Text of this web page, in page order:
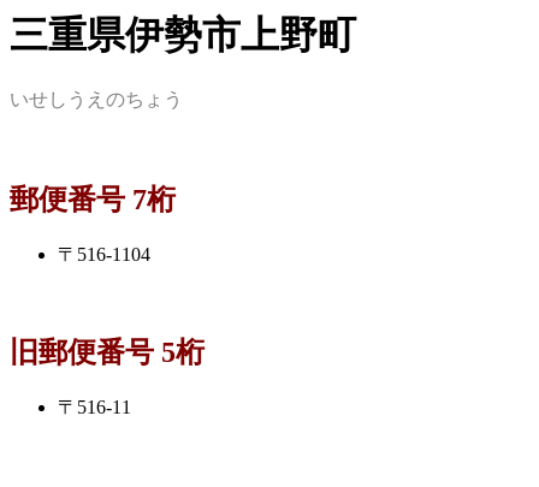
三重県伊勢市上野町
いせしうえのちょう
郵便番号 7桁
〒516-1104
旧郵便番号 5桁
〒516-11